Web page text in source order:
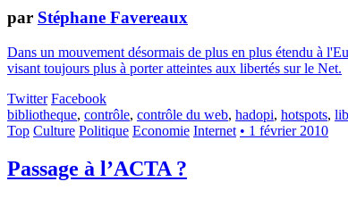
par Stéphane Favereaux
Dans un mouvement désormais de plus en plus étendu à
visant toujours plus à porter atteintes aux libertés sur le Net.
Twitter Facebook
bibliotheque, contrôle, contrôle du web, hadopi, hotspots,
Top Culture Politique Economie Internet • 1 février 2010
Passage à l’ACTA ?